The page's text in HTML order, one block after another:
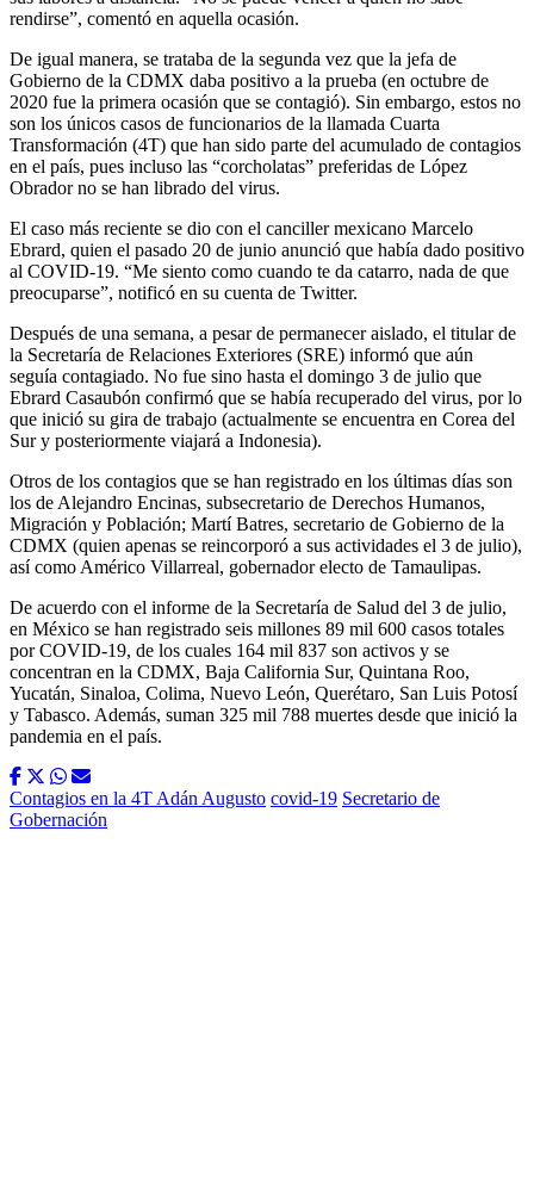
rendirse”, comentó en aquella ocasión.
De igual manera, se trataba de la segunda vez que la jefa de
Gobierno de la CDMX daba positivo a la prueba (en octubre de
2020 fue la primera ocasión que se contagió). Sin embargo, estos no
son los únicos casos de funcionarios de la llamada Cuarta
Transformación (4T) que han sido parte del acumulado de contagios
en el país, pues incluso las “corcholatas” preferidas de López
Obrador no se han librado del virus.
El caso más reciente se dio con el canciller mexicano Marcelo
Ebrard, quien el pasado 20 de junio anunció que había dado positivo
al COVID-19. “Me siento como cuando te da catarro, nada de que
preocuparse”, notificó en su cuenta de Twitter.
Después de una semana, a pesar de permanecer aislado, el titular de
la Secretaría de Relaciones Exteriores (SRE) informó que aún
seguía contagiado. No fue sino hasta el domingo 3 de julio que
Ebrard Casaubón confirmó que se había recuperado del virus, por lo
que inició su gira de trabajo (actualmente se encuentra en Corea del
Sur y posteriormente viajará a Indonesia).
Otros de los contagios que se han registrado en los últimas días son
los de Alejandro Encinas, subsecretario de Derechos Humanos,
Migración y Población; Martí Batres, secretario de Gobierno de la
CDMX (quien apenas se reincorporó a sus actividades el 3 de julio),
así como Américo Villarreal, gobernador electo de Tamaulipas.
De acuerdo con el informe de la Secretaría de Salud del 3 de julio,
en México se han registrado seis millones 89 mil 600 casos totales
por COVID-19, de los cuales 164 mil 837 son activos y se
concentran en la CDMX, Baja California Sur, Quintana Roo,
Yucatán, Sinaloa, Colima, Nuevo León, Querétaro, San Luis Potosí
y Tabasco. Además, suman 325 mil 788 muertes desde que inició la
pandemia en el país.
Contagios en la 4T Adán Augusto covid-19 Secretario de
Gobernación